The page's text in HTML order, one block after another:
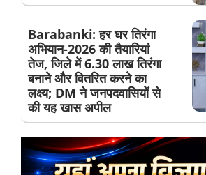
Barabanki: हर घर तिरंगा
अभियान-2026 की तैयारियां
तेज, जिले में 6.30 लाख तिरंगा
बनाने और वितरित करने का
लक्ष्य; DM ने जनपदवासियों से
की यह खास अपील